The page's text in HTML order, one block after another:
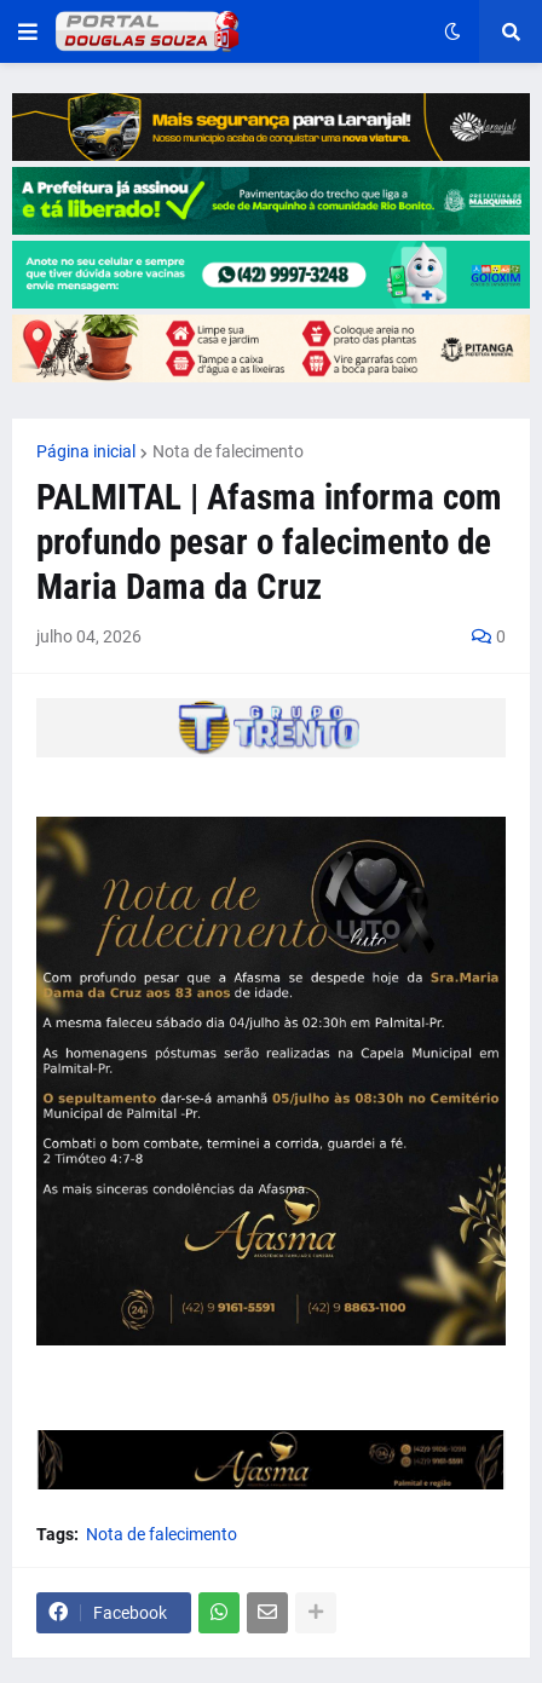
Página inicial Nota de falecimento
PALMITAL | Afasma informa com
profundo pesar o falecimento de
Maria Dama da Cruz
julho 04, 2026 0
Tags: Nota de falecimento
Facebook